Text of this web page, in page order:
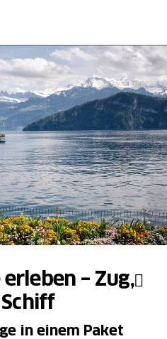
– Zug,
in einem Paket